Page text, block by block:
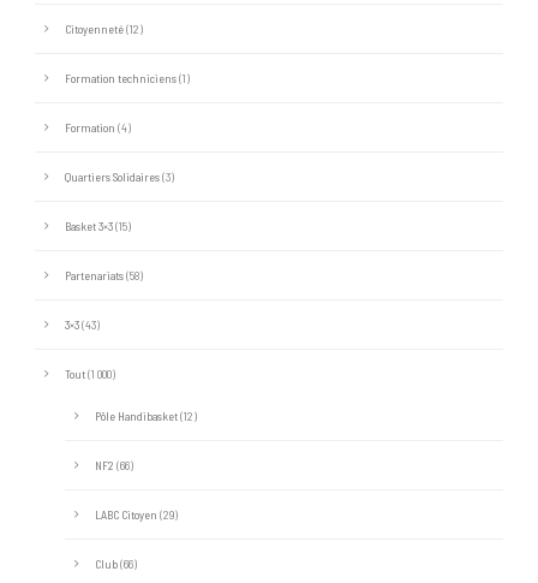
Citoyenneté(12)
Formation techniciens(1)
Formation (4)
Quartiers Solidaires(3)
Basket 3×3(15)
Partenariats(58)
3×3(43)
Tout(1 000)
Pôle Handibasket(12)
NF2 (66)
LABC Citoyen (29)
Club(66)